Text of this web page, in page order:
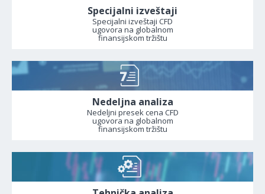
Specijalni izveštaji
Specijalni izveštaji CFD
ugovora na globalnom
finansijskom tržištu
Nedeljna analiza
Nedeljni presek cena CFD
ugovora na globalnom
finansijskom tržištu